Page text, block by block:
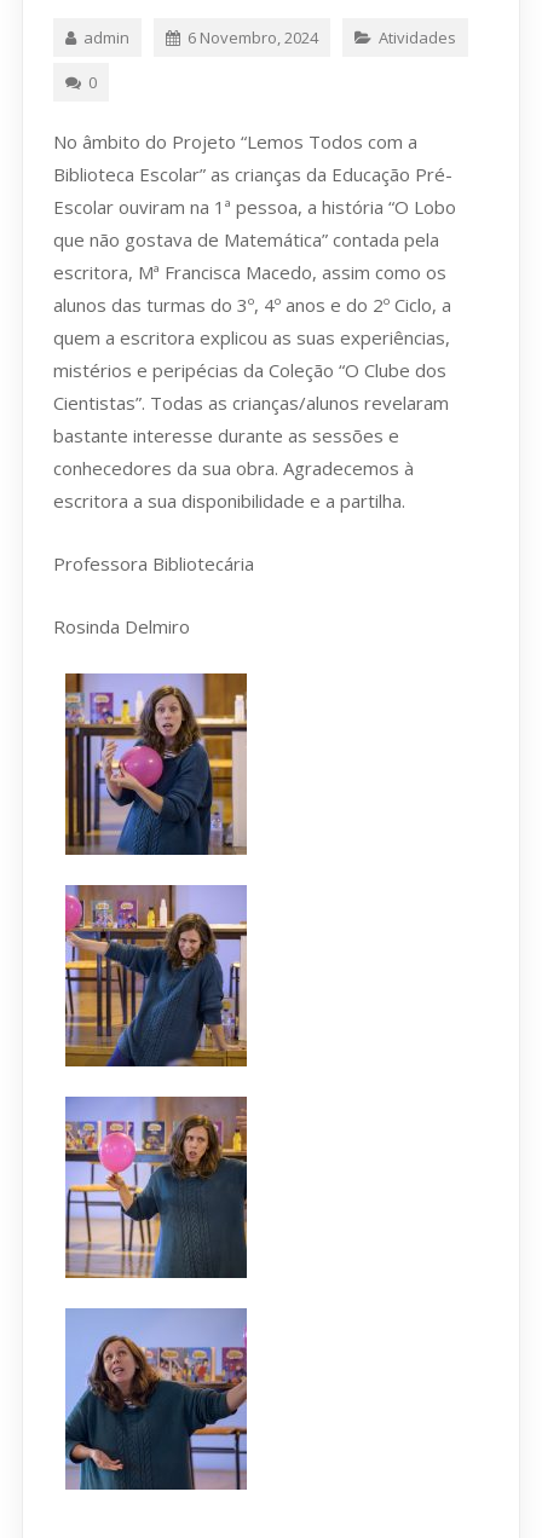
admin 6 Novembro, 2024 Atividades
0
No âmbito do Projeto “Lemos Todos com a
Biblioteca Escolar” as crianças da Educação Pré-
Escolar ouviram na 1ª pessoa, a história “O Lobo
que não gostava de Matemática” contada pela
escritora, Mª Francisca Macedo, assim como os
alunos das turmas do 3º, 4º anos e do 2º Ciclo, a
quem a escritora explicou as suas experiências,
mistérios e peripécias da Coleção “O Clube dos
Cientistas”. Todas as crianças/alunos revelaram
bastante interesse durante as sessões e
conhecedores da sua obra. Agradecemos à
escritora a sua disponibilidade e a partilha.
Professora Bibliotecária
Rosinda Delmiro